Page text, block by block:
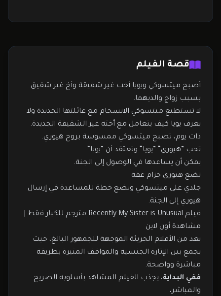
قصة الفيلم
أصبح ميتسوكي ويويا أخت غير شقيقة وأخ غير شقيق
بسبب زواج والديهما.
لا تستطيع ميتسوكي الانسجام مع عائلتها الجديدة ولا
يعرف يويا كيف يتعامل مع أخته غير الشقيقة الجديدة.
ذات يوم، تصبح ميتسوكي ممسوسة بروح هيوري.
تحب ”هيوري“ ”يويا“ وتعتقد أن ”يويا“
يمكن أن يساعدها في الوصول إلى الجنة.
تضع هيوري حزام عفة
جلدي على ميتسوكي وتضع خطة للمساعدة في إرسال
هيوري إلى الجنة.
فيلم Recently My Sister is Unusual مترجم للكبار فقط |
مشاهدة أون لاين
يعد من الأفلام الجريئة الموجهة للجمهور البالغ، حيث
يجمع بين الإثارة الجنسية والمواقف المثيرة بطريقة
مباشرة وواضحة.
ففي البداية، يجذب الفيلم المشاهد بأسلوبه الصريح
والمباشر،